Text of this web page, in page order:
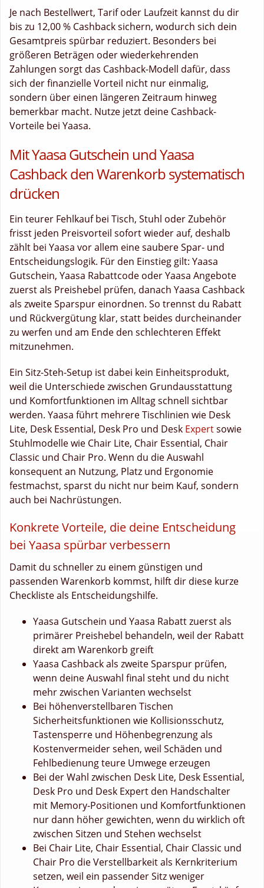
Je nach Bestellwert, Tarif oder Laufzeit kannst du dir
bis zu 12,00 % Cashback sichern, wodurch sich dein
Gesamtpreis spürbar reduziert. Besonders bei
größeren Beträgen oder wiederkehrenden
Zahlungen sorgt das Cashback-Modell dafür, dass
sich der finanzielle Vorteil nicht nur einmalig,
sondern über einen längeren Zeitraum hinweg
bemerkbar macht. Nutze jetzt deine Cashback-
Vorteile bei Yaasa.
Mit Yaasa Gutschein und Yaasa
Cashback den Warenkorb systematisch
drücken
Ein teurer Fehlkauf bei Tisch, Stuhl oder Zubehör
frisst jeden Preisvorteil sofort wieder auf, deshalb
zählt bei Yaasa vor allem eine saubere Spar- und
Entscheidungslogik. Für den Einstieg gilt: Yaasa
Gutschein, Yaasa Rabattcode oder Yaasa Angebote
zuerst als Preishebel prüfen, danach Yaasa Cashback
als zweite Sparspur einordnen. So trennst du Rabatt
und Rückvergütung klar, statt beides durcheinander
zu werfen und am Ende den schlechteren Effekt
mitzunehmen.
Ein Sitz-Steh-Setup ist dabei kein Einheitsprodukt,
weil die Unterschiede zwischen Grundausstattung
und Komfortfunktionen im Alltag schnell sichtbar
werden. Yaasa führt mehrere Tischlinien wie Desk
Lite, Desk Essential, Desk Pro und Desk Expertsowie
Stuhlmodelle wie Chair Lite, Chair Essential, Chair
Classic und Chair Pro. Wenn du die Auswahl
konsequent an Nutzung, Platz und Ergonomie
festmachst, sparst du nicht nur beim Kauf, sondern
auch bei Nachrüstungen.
Konkrete Vorteile, die deine Entscheidung
bei Yaasa spürbar verbessern
Damit du schneller zu einem günstigen und
passenden Warenkorb kommst, hilft dir diese kurze
Checkliste als Entscheidungshilfe.
Yaasa Gutschein und Yaasa Rabatt zuerst als
primärer Preishebel behandeln, weil der Rabatt
direkt am Warenkorb greift
Yaasa Cashback als zweite Sparspur prüfen,
wenn deine Auswahl final steht und du nicht
mehr zwischen Varianten wechselst
Bei höhenverstellbaren Tischen
Sicherheitsfunktionen wie Kollisionsschutz,
Tastensperre und Höhenbegrenzung als
Kostenvermeider sehen, weil Schäden und
Fehlbedienung teure Umwege erzeugen
Bei der Wahl zwischen Desk Lite, Desk Essential,
Desk Pro und Desk Expert den Handschalter
mit Memory-Positionen und Komfortfunktionen
nur dann höher gewichten, wenn du wirklich oft
zwischen Sitzen und Stehen wechselst
Bei Chair Lite, Chair Essential, Chair Classic und
Chair Pro die Verstellbarkeit als Kernkriterium
setzen, weil ein passender Sitz weniger